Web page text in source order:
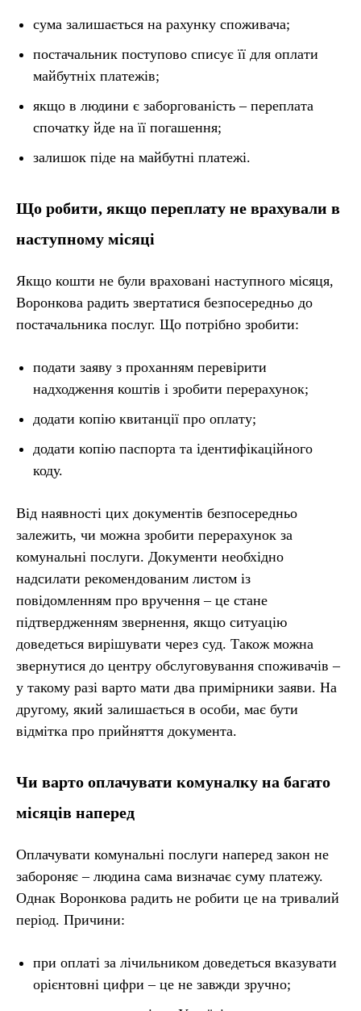
сума залишається на рахунку споживача;
постачальник поступово списує її для оплати
майбутніх платежів;
якщо в людини є заборгованість – переплата
спочатку йде на її погашення;
залишок піде на майбутні платежі.
Що робити, якщо переплату не врахували в
наступному місяці
Якщо кошти не були враховані наступного місяця,
Воронкова радить звертатися безпосередньо до
постачальника послуг. Що потрібно зробити:
подати заяву з проханням перевірити
надходження коштів і зробити перерахунок;
додати копію квитанції про оплату;
додати копію паспорта та ідентифікаційного
коду.
Від наявності цих документів безпосередньо
залежить, чи можна зробити перерахунок за
комунальні послуги. Документи необхідно
надсилати рекомендованим листом із
повідомленням про вручення – це стане
підтвердженням звернення, якщо ситуацію
доведеться вирішувати через суд. Також можна
звернутися до центру обслуговування споживачів –
у такому разі варто мати два примірники заяви. На
другому, який залишається в особи, має бути
відмітка про прийняття документа.
Чи варто оплачувати комуналку на багато
місяців наперед
Оплачувати комунальні послуги наперед закон не
забороняє – людина сама визначає суму платежу.
Однак Воронкова радить не робити це на тривалий
період. Причини:
при оплаті за лічильником доведеться вказувати
орієнтовні цифри – це не завжди зручно;